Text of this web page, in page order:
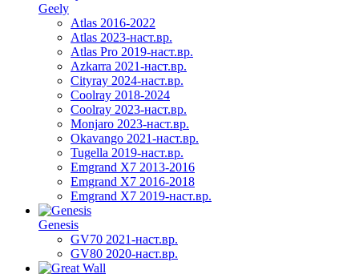
Geely
Atlas 2016-2022
Atlas 2023-наст.вр.
Atlas Pro 2019-наст.вр.
Azkarra 2021-наст.вр.
Cityray 2024-наст.вр.
Coolray 2018-2024
Coolray 2023-наст.вр.
Monjaro 2023-наст.вр.
Okavango 2021-наст.вр.
Tugella 2019-наст.вр.
Emgrand Х7 2013-2016
Emgrand X7 2016-2018
Emgrand X7 2019-наст.вр.
Genesis
GV70 2021-наст.вр.
GV80 2020-наст.вр.